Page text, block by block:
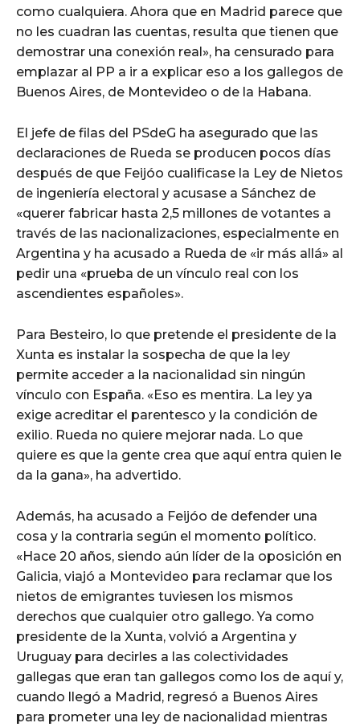
como cualquiera. Ahora que en Madrid parece que
no les cuadran las cuentas, resulta que tienen que
demostrar una conexión real», ha censurado para
emplazar al PP a ir a explicar eso a los gallegos de
Buenos Aires, de Montevideo o de la Habana.
El jefe de filas del PSdeG ha asegurado que las
declaraciones de Rueda se producen pocos días
después de que Feijóo cualificase la Ley de Nietos
de ingeniería electoral y acusase a Sánchez de
«querer fabricar hasta 2,5 millones de votantes a
través de las nacionalizaciones, especialmente en
Argentina y ha acusado a Rueda de «ir más allá» al
pedir una «prueba de un vínculo real con los
ascendientes españoles».
Para Besteiro, lo que pretende el presidente de la
Xunta es instalar la sospecha de que la ley
permite acceder a la nacionalidad sin ningún
vínculo con España. «Eso es mentira. La ley ya
exige acreditar el parentesco y la condición de
exilio. Rueda no quiere mejorar nada. Lo que
quiere es que la gente crea que aquí entra quien le
da la gana», ha advertido.
Además, ha acusado a Feijóo de defender una
cosa y la contraria según el momento político.
«Hace 20 años, siendo aún líder de la oposición en
Galicia, viajó a Montevideo para reclamar que los
nietos de emigrantes tuviesen los mismos
derechos que cualquier otro gallego. Ya como
presidente de la Xunta, volvió a Argentina y
Uruguay para decirles a las colectividades
gallegas que eran tan gallegos como los de aquí y,
cuando llegó a Madrid, regresó a Buenos Aires
para prometer una ley de nacionalidad mientras